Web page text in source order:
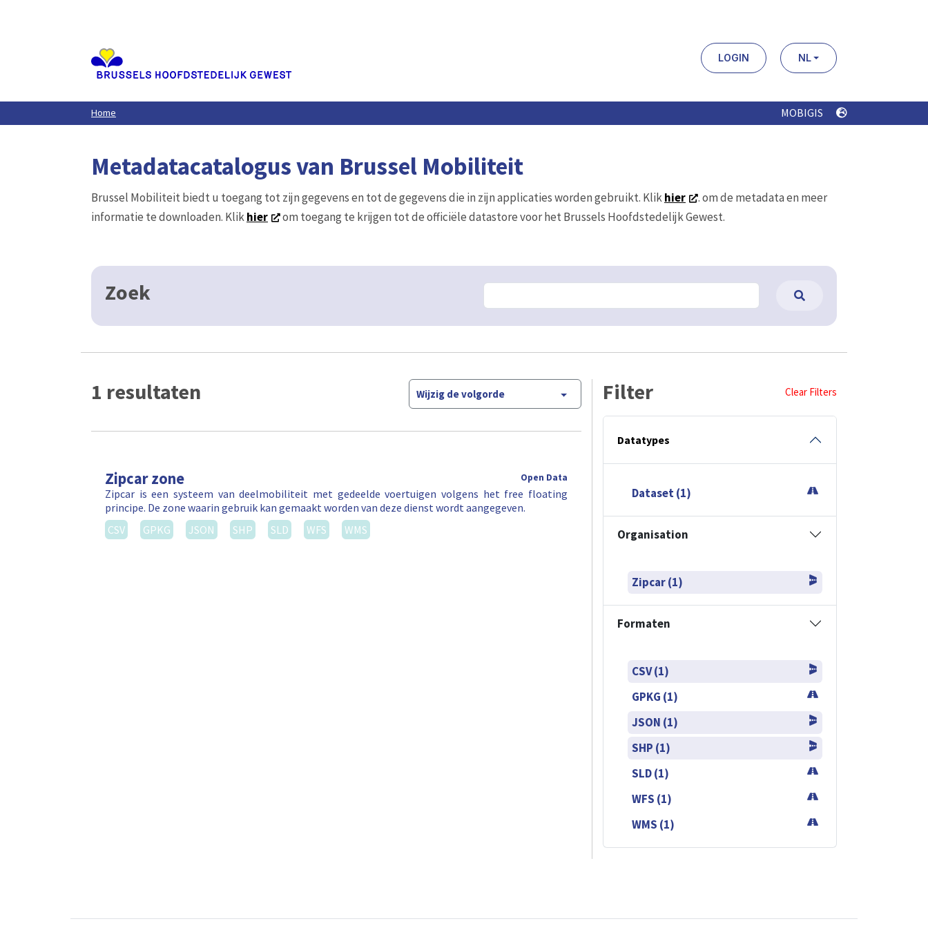
LOGIN NL
Home MOBIGIS
Metadatacatalogus van Brussel Mobiliteit
Brussel Mobiliteit biedt u toegang tot zijn gegevens en tot de gegevens die in zijn applicaties worden gebruikt. Klikhier
. om de metadata en meer
informatie te downloaden. Klikhier om toegang te krijgen tot de officiële datastore voor het Brussels Hoofdstedelijk Gewest.
Zoek
1 resultaten Wijzig de volgorde
Zipcar zone Open Data
Zipcar is een systeem van deelmobiliteit met gedeelde voertuigen volgens het free floating
principe. De zone waarin gebruik kan gemaakt worden van deze dienst wordt aangegeven.
CSV
GPKG JSON SHP SLD WFS WMS
Filter Clear Filters
Datatypes
Dataset (1)
Organisation
Zipcar (1)
Formaten
CSV (1)
GPKG (1)
JSON (1)
SHP (1)
SLD (1)
WFS (1)
WMS (1)